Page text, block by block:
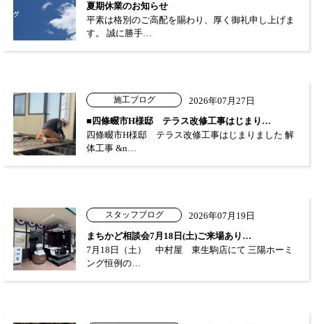
夏期休業のお知らせ
平素は格別のご高配を賜わり、厚く御礼申し上げま
す。 誠に勝手…
施工ブログ
2026年07月27日
■四條畷市H様邸 テラス改修工事はじまり…
四條畷市H様邸 テラス改修工事はじまりました 解
体工事 &n…
スタッフブログ
2026年07月19日
まちかど相談会7月18日(土)ご来場あり…
7月18日（土） 中村屋 東生駒店にて 三陽ホーミ
ング恒例の…